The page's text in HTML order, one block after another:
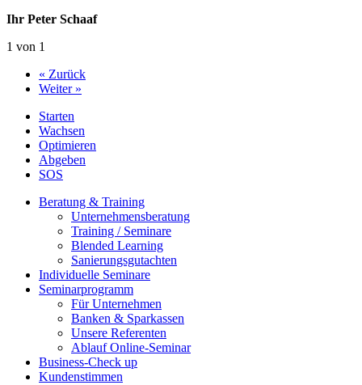
Ihr Peter Schaaf
1 von 1
« Zurück
Weiter »
Starten
Wachsen
Optimieren
Abgeben
SOS
Beratung & Training
Unternehmens­beratung
Training / Seminare
Blended Learning
Sanierungs­gutachten
Individuelle Seminare
Seminarprogramm
Für Unternehmen
Banken & Sparkassen
Unsere Referenten
Ablauf Online-Seminar
Business-Check up
Kundenstimmen